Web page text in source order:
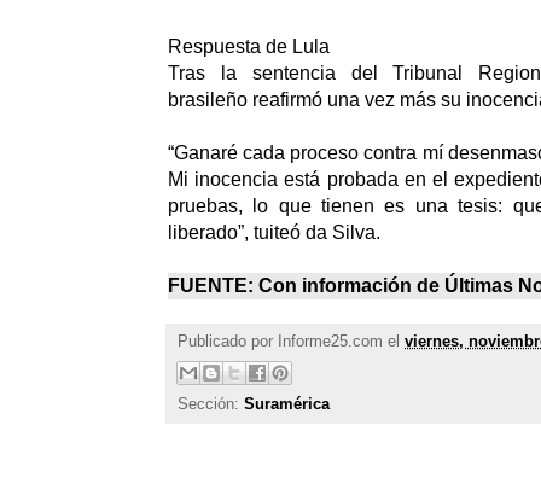
Respuesta de Lula
Tras la sentencia del Tribunal
brasileño reafirmó una vez más su
“Ganaré cada proceso contra mí
Mi inocencia está probada en el
pruebas, lo que tienen es una tesis:
liberado”, tuiteó da Silva.
FUENTE: Con información de Últimas
Publicado por Informe25.com el viernes,
Sección: Suramérica